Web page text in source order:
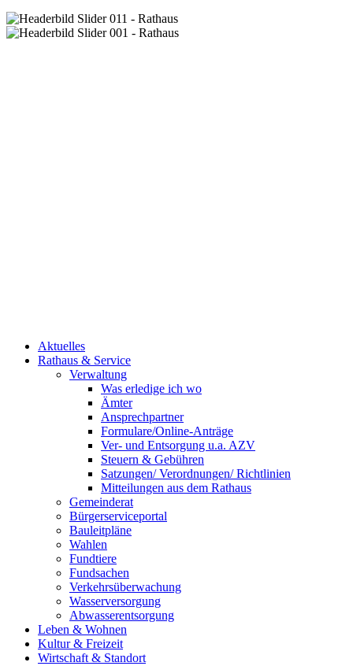
Aktuelles
Rathaus & Service
Verwaltung
Was erledige ich wo
Ämter
Ansprechpartner
Formulare/Online-Anträge
Ver- und Entsorgung u.a. AZV
Steuern & Gebühren
Satzungen/ Verordnungen/ Richtlinien
Mitteilungen aus dem Rathaus
Gemeinderat
Bürgerserviceportal
Bauleitpläne
Wahlen
Fundtiere
Fundsachen
Verkehrsüberwachung
Wasserversorgung
Abwasserentsorgung
Leben & Wohnen
Kultur & Freizeit
Wirtschaft & Standort